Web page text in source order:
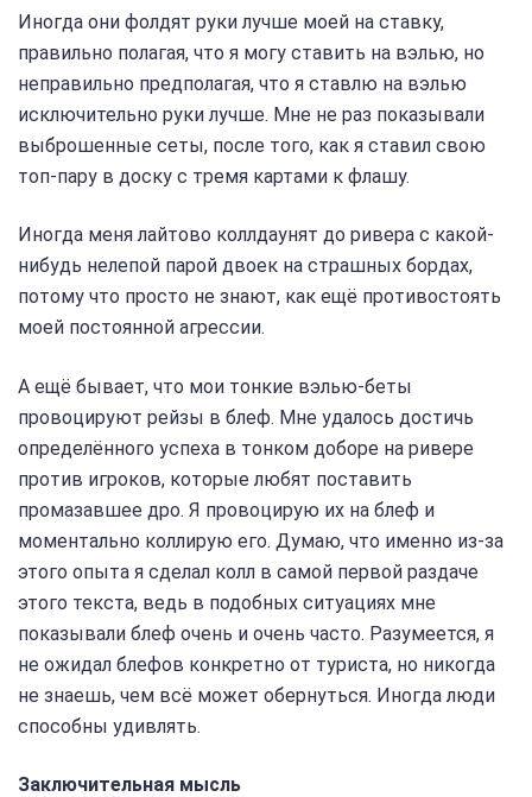
Иногда они фолдят руки лучше моей на ставку,
правильно полагая, что я могу ставить на вэлью, но
неправильно предполагая, что я ставлю на вэлью
исключительно руки лучше. Мне не раз показывали
выброшенные сеты, после того, как я ставил свою
топ-пару в доску с тремя картами к флашу.
Иногда меня лайтово коллдаунят до ривера с какой-
нибудь нелепой парой двоек на страшных бордах,
потому что просто не знают, как ещё противостоять
моей постоянной агрессии.
А ещё бывает, что мои тонкие вэлью-беты
провоцируют рейзы в блеф. Мне удалось достичь
определённого успеха в тонком доборе на ривере
против игроков, которые любят поставить
промазавшее дро. Я провоцирую их на блеф и
моментально коллирую его. Думаю, что именно из-за
этого опыта я сделал колл в самой первой раздаче
этого текста, ведь в подобных ситуациях мне
показывали блеф очень и очень часто. Разумеется, я
не ожидал блефов конкретно от туриста, но никогда
не знаешь, чем всё может обернуться. Иногда люди
способны удивлять.
Заключительная мысль